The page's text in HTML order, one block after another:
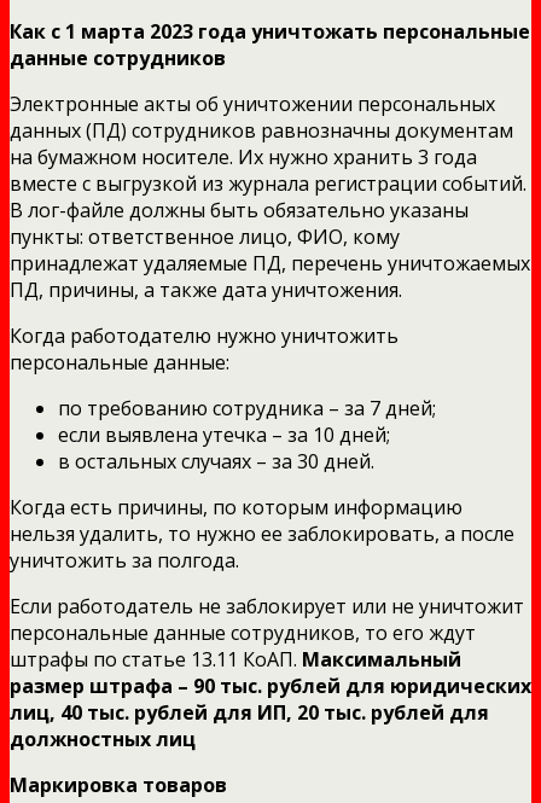
Как с 1 марта 2023 года уничтожать персональные
данные сотрудников
Электронные акты об уничтожении персональных
данных (ПД) сотрудников равнозначны документам
на бумажном носителе. Их нужно хранить 3 года
вместе с выгрузкой из журнала регистрации событий.
В лог-файле должны быть обязательно указаны
пункты: ответственное лицо, ФИО, кому
принадлежат удаляемые ПД, перечень уничтожаемых
ПД, причины, а также дата уничтожения.
Когда работодателю нужно уничтожить
персональные данные:
по требованию сотрудника – за 7 дней;
если выявлена утечка – за 10 дней;
в остальных случаях – за 30 дней.
Когда есть причины, по которым информацию
нельзя удалить, то нужно ее заблокировать, а после
уничтожить за полгода.
Если работодатель не заблокирует или не уничтожит
персональные данные сотрудников, то его ждут
штрафы по статье 13.11 КоАП. Максимальный
размер штрафа – 90 тыс. рублей для юридических
лиц, 40 тыс. рублей для ИП, 20 тыс. рублей для
должностных лиц
Маркировка товаров